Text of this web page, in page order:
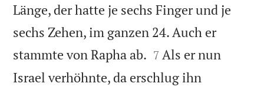
Länge, der hatte je sechs Finger und je
sechs Zehen, im ganzen 24. Auch er
stammte von Rapha ab. 

7 Als er nun
Israel verhöhnte, da erschlug ihn